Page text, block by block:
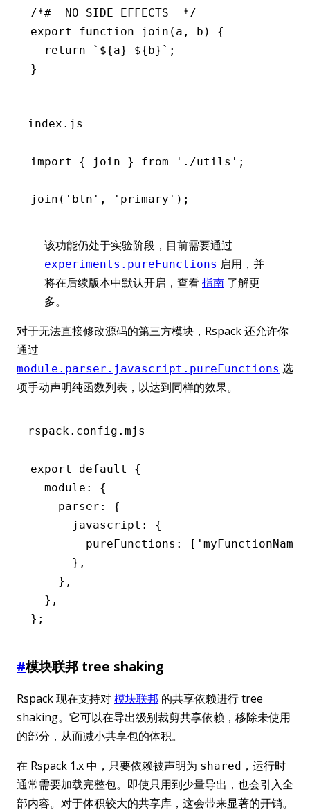
/*#__NO_SIDE_EFFECTS__*/
export
function join (a ,
b) {
  return
` ${a} - ${b} ` ;
}
index.js
import { join } from './utils' ;
join ( 'btn' , 'primary' );
该功能仍处于实验阶段，目前需要通过
experiments.pureFunctions 启用，并
将在后续版本中默认开启，查看指南 了解更
多。
对于无法直接修改源码的第三方模块，Rspack 还允许你
通过
module.parser.javascript.pureFunctions 选
项手动声明纯函数列表，以达到同样的效果。
rspack.config.mjs
export default
{
  module
:
{
    parser
:
{
      javascript
:
{
        pureFunctions
: [ 'myFunctionName'
      }
,
    }
,
  }
,
};
#模块联邦 tree shaking
Rspack 现在支持对模块联邦 的共享依赖进行 tree
shaking。它可以在导出级别裁剪共享依赖，移除未使用
的部分，从而减小共享包的体积。
在 Rspack 1.x 中，只要依赖被声明为 shared ，运行时
通常需要加载完整包。即使只用到少量导出，也会引入全
部内容。对于体积较大的共享库，这会带来显著的开销。